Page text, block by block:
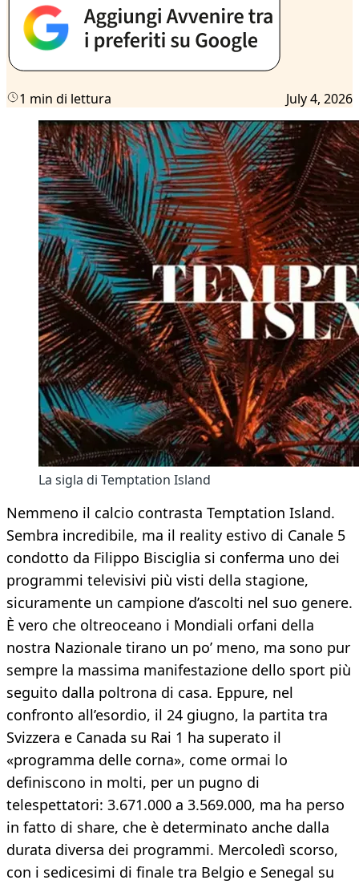
1 min di lettura July 4, 2026
La sigla di Temptation Island
Nemmeno il calcio contrasta Temptation Island.
Sembra incredibile, ma il reality estivo di Canale 5
condotto da Filippo Bisciglia si conferma uno dei
programmi televisivi più visti della stagione,
sicuramente un campione d’ascolti nel suo genere.
È vero che oltreoceano i Mondiali orfani della
nostra Nazionale tirano un po’ meno, ma sono pur
sempre la massima manifestazione dello sport più
seguito dalla poltrona di casa. Eppure, nel
confronto all’esordio, il 24 giugno, la partita tra
Svizzera e Canada su Rai 1 ha superato il
«programma delle corna», come ormai lo
definiscono in molti, per un pugno di
telespettatori: 3.671.000 a 3.569.000, ma ha perso
in fatto di share, che è determinato anche dalla
durata diversa dei programmi. Mercoledì scorso,
con i sedicesimi di finale tra Belgio e Senegal su